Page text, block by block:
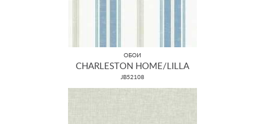
ОБОИ
CHARLESTON HOME/LILLA
JB52108